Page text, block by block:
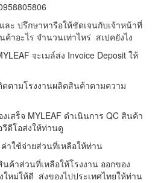
ละ ปรึกษาหารือให้ชัดเจนกับเจ้าหน้าที่
าอะไร จำนวนเท่าไหร่ สเปคยังไง
จะเมล์ส่ง Invoice Deposit ให้
ดตามโรงงานผลิตสินค้าตามความ
เสร็จ MYLEAF ดำเนินการ QC สินค้า
วีดีโอส่งให้ท่านดู
ค่าใช้จ่ายส่วนที่เหลือให้ท่าน
นค้าส่วนที่เหลือให้โรงงาน ออกของ
ใหม่ให้ดี ส่งของไปประเทศไทยให้ท่าน